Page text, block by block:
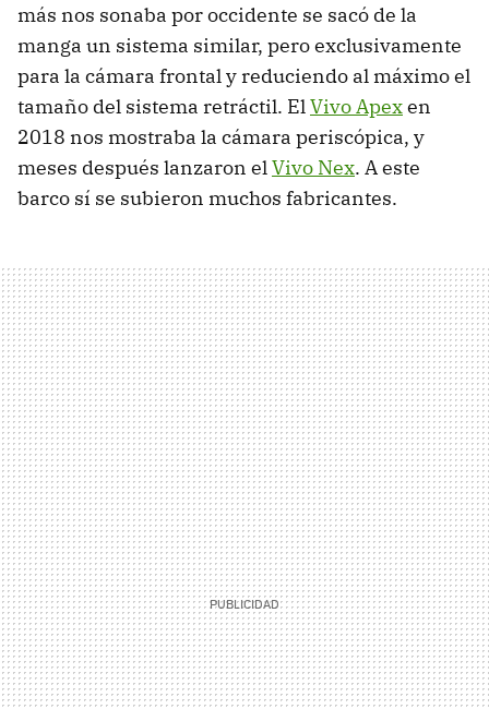
más nos sonaba por occidente se sacó de la
manga un sistema similar, pero exclusivamente
para la cámara frontal y reduciendo al máximo el
tamaño del sistema retráctil. ElVivo Apexen
2018 nos mostraba la cámara periscópica, y
meses después lanzaron elVivo Nex. A este
barco sí se subieron muchos fabricantes.